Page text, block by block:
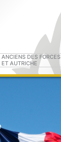
DES FORCES
AUTRICHE